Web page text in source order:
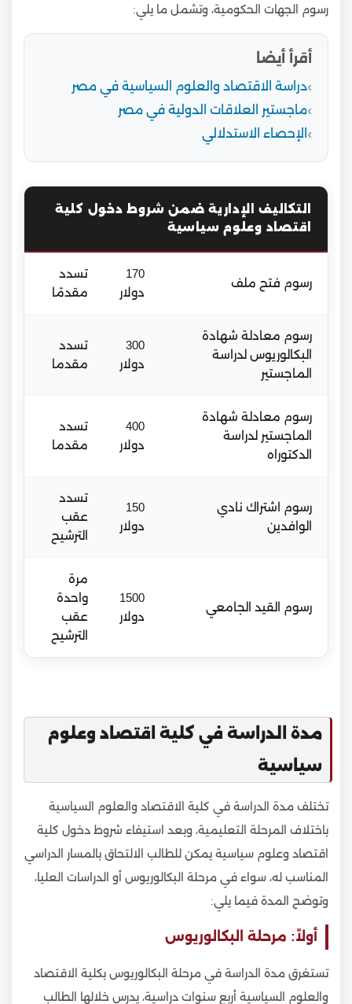
رسوم الجهات الحكومية، وتشمل ما يلي:
أقرأ أيضا
دراسة الاقتصاد والعلوم السياسية في مصر
ماجستير العلاقات الدولية في مصر
الإحصاء الاستدلالي
التكاليف الإدارية ضمن شروط دخول كلية
اقتصاد وعلوم سياسية
رسوم فتح ملف
170
دولار
تسدد
مقدمًا
رسوم معادلة شهادة
البكالوريوس لدراسة
الماجستير
300
دولار
تسدد
مقدما
رسوم معادلة شهادة
الماجستير لدراسة
الدكتوراه
400
دولار
تسدد
مقدما
رسوم اشتراك نادي
الوافدين
150
دولار
تسدد
عقب
الترشيح
رسوم القيد الجامعي
1500
دولار
مرة
واحدة
عقب
الترشيح
مدة الدراسة في كلية اقتصاد وعلوم
سياسية
تختلف مدة الدراسة في كلية الاقتصاد والعلوم السياسية
باختلاف المرحلة التعليمية، وبعد استيفاء شروط دخول كلية
اقتصاد وعلوم سياسية يمكن للطالب الالتحاق بالمسار الدراسي
المناسب له، سواء في مرحلة البكالوريوس أو الدراسات العليا،
وتوضح المدة فيما يلي:
أولاً: مرحلة البكالوريوس
تستغرق مدة الدراسة في مرحلة البكالوريوس بكلية الاقتصاد
والعلوم السياسية أربع سنوات دراسية، يدرس خلالها الطالب